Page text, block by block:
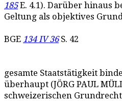
185E. 4.1). Darüber hinaus
Geltung als objektives
BGE 134 IV 36S. 42
gesamte Staatstätigkeit
überhaupt (JÖRG PAUL
schweizerischen